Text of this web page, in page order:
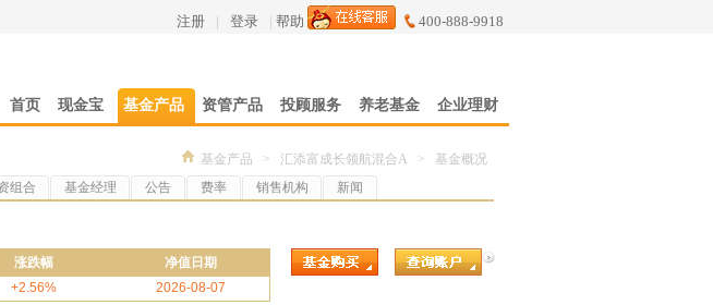
注册 | 登录 | 帮助 400-888-9918
首页 现金宝 基金产品 资管产品 投顾服务 养老基金 企业理财
基金产品 > 汇添富成长领航混合A > 基金概况
组合 基金经理 公告 费率 销售机构 新闻
涨跌幅
净值日期
+2.56% 2026-08-07